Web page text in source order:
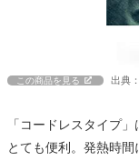
この商品を見る 出典
「コードレスタイプ
とても便利。発熱時